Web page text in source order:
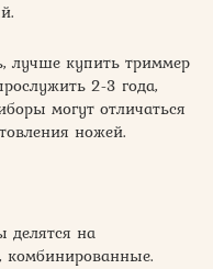
лучше купить триммер
2-3 года,
могут отличаться
ножей.
делятся на
комбинированные.